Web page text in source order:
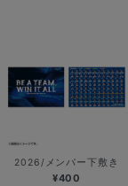
2026/メンバー下敷き
¥400